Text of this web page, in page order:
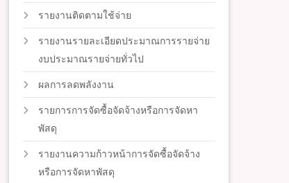
รายงานติดตามใช้จ่าย
รายงานรายละเอียดประมาณการรายจ่าย
งบประมาณรายจ่ายทั่วไป
ผลการลดพลังงาน
รายการการจัดซื้อจัดจ้างหรือการจัดหา
พัสดุ
รายงานความก้าวหน้าการจัดซื้อจัดจ้าง
หรือการจัดหาพัสดุ